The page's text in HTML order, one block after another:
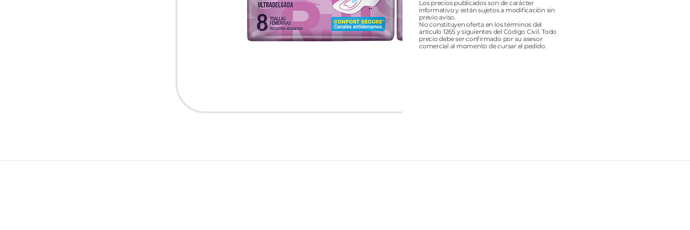
Los precios publicados son de carácter
informativo y están sujetos a modificación sin
previo aviso.
No constituyen oferta en los términos del
artículo 1265 y siguientes del Código Civil. Todo
precio debe ser confirmado por su asesor
comercial al momento de cursar el pedido.